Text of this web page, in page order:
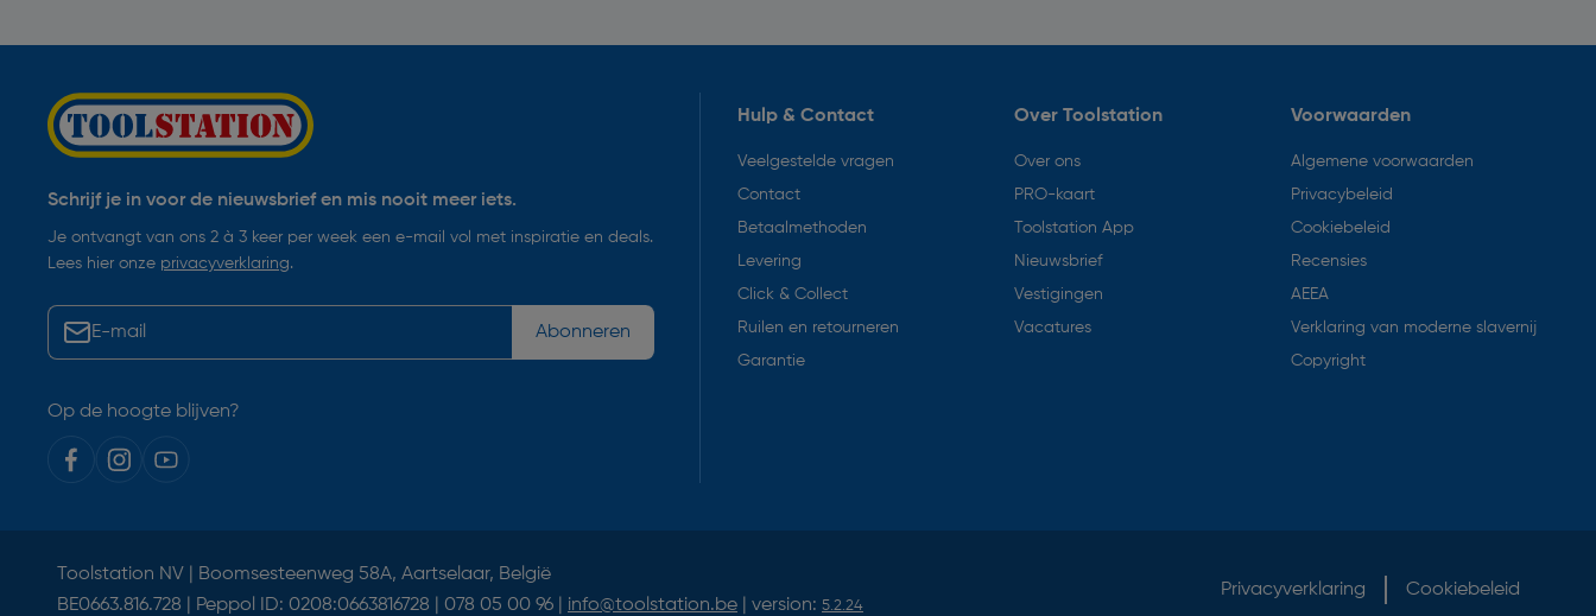
Schrijf je in voor de nieuwsbrief en mis nooit meer iets.
Je ontvangt van ons 2 à 3 keer per week een e-mail vol met inspiratie en deals.
Lees hier onze privacyverklaring.
Abonneren
Op de hoogte blijven?
Hulp & Contact
Veelgestelde vragen
Contact
Betaalmethoden
Levering
Click & Collect
Ruilen en retourneren
Garantie
Over Toolstation
Over ons
PRO-kaart
Toolstation App
Nieuwsbrief
Vestigingen
Vacatures
Voorwaarden
Algemene voorwaarden
Privacybeleid
Cookiebeleid
Recensies
AEEA
Verklaring van moderne slavernij
Copyright
Toolstation NV | Boomsesteenweg 58A, Aartselaar, België
BE0663.816.728 | Peppol ID: 0208:0663816728 | 078 05 00 96 | info@toolstation.be | version: 5.2.24
Privacyverklaring Cookiebeleid